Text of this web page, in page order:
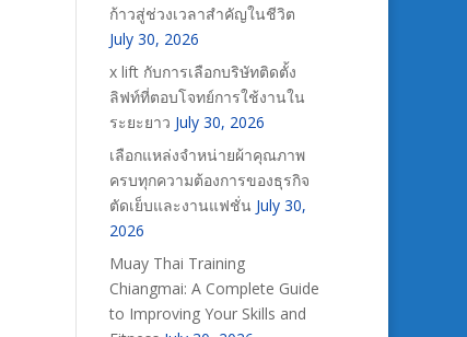
ก้าวสู่ช่วงเวลาสำคัญในชีวิต
July 30, 2026
x lift กับการเลือกบริษัทติดตั้ง
ลิฟท์ที่ตอบโจทย์การใช้งานใน
ระยะยาว July 30, 2026
เลือกแหล่งจำหน่ายผ้าคุณภาพ
ครบทุกความต้องการของธุรกิจ
ตัดเย็บและงานแฟชั่น July 30,
2026
Muay Thai Training
Chiangmai: A Complete Guide
to Improving Your Skills and